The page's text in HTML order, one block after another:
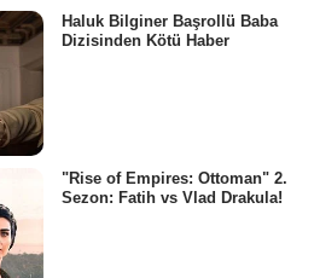
Haluk Bilginer Başrollü Baba
Dizisinden Kötü Haber
"Rise of Empires: Ottoman" 2.
Sezon: Fatih vs Vlad Drakula!